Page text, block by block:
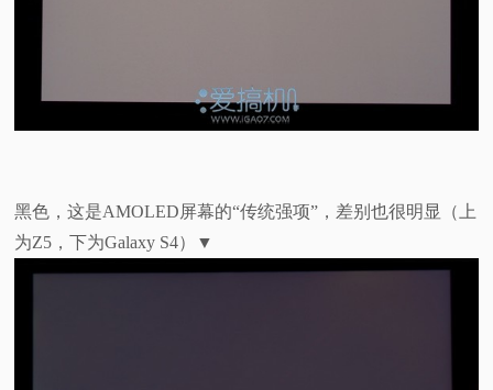
黑色，这是AMOLED屏幕的“传统强项”，差别也很明显（上
为Z5，下为Galaxy S4）
▼